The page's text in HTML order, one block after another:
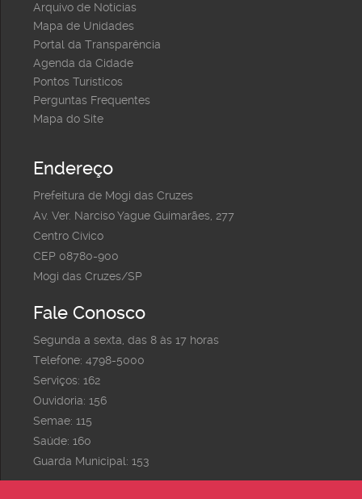
Arquivo de Notícias
Mapa de Unidades
Portal da Transparência
Agenda da Cidade
Pontos Turísticos
Perguntas Frequentes
Mapa do Site
Endereço
Prefeitura de Mogi das Cruzes
Av. Ver. Narciso Yague Guimarães, 277
Centro Cívico
CEP 08780-900
Mogi das Cruzes/SP
Fale Conosco
Segunda a sexta, das 8 às 17 horas
Telefone: 4798-5000
Serviços: 162
Ouvidoria: 156
Semae: 115
Saúde: 160
Guarda Municipal: 153